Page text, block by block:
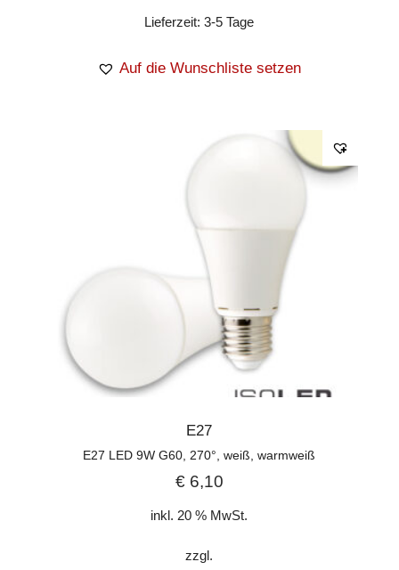
Lieferzeit:3-5 Tage
Auf die Wunschliste setzen
E27
E27 LED 9W G60, 270°, weiß, warmweiß
€6,10
inkl. 20 % MwSt.
zzgl.